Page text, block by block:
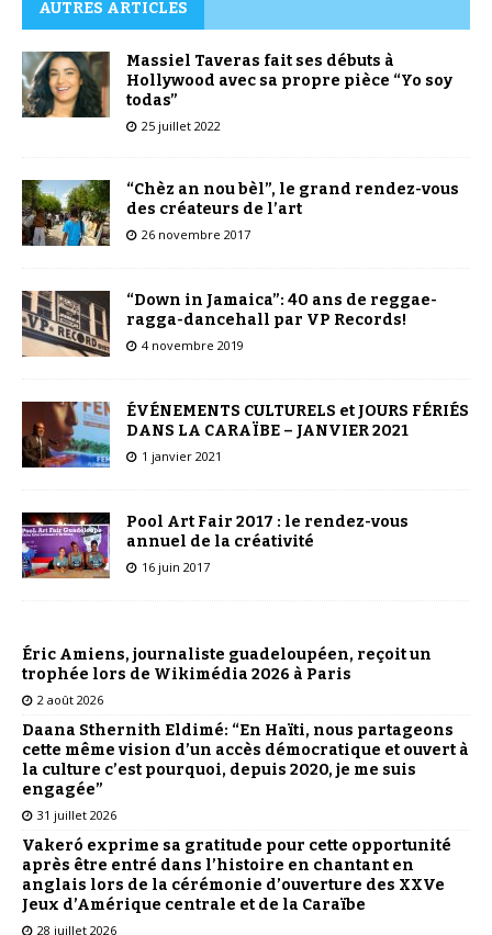
AUTRES ARTICLES
Massiel Taveras fait ses débuts à
Hollywood avec sa propre pièce “Yo soy
todas”
25 juillet 2022
“Chèz an nou bèl”, le grand rendez-vous
des créateurs de l’art
26 novembre 2017
“Down in Jamaica”: 40 ans de reggae-
ragga-dancehall par VP Records!
4 novembre 2019
ÉVÉNEMENTS CULTURELS et JOURS FÉRIÉS
DANS LA CARAÏBE – JANVIER 2021
1 janvier 2021
Pool Art Fair 2017 : le rendez-vous
annuel de la créativité
16 juin 2017
Éric Amiens, journaliste guadeloupéen, reçoit un
trophée lors de Wikimédia 2026 à Paris
2 août 2026
Daana Sthernith Eldimé: “En Haïti, nous partageons
cette même vision d’un accès démocratique et ouvert à
la culture c’est pourquoi, depuis 2020, je me suis
engagée”
31 juillet 2026
Vakeró exprime sa gratitude pour cette opportunité
après être entré dans l’histoire en chantant en
anglais lors de la cérémonie d’ouverture des XXVe
Jeux d’Amérique centrale et de la Caraïbe
28 juillet 2026